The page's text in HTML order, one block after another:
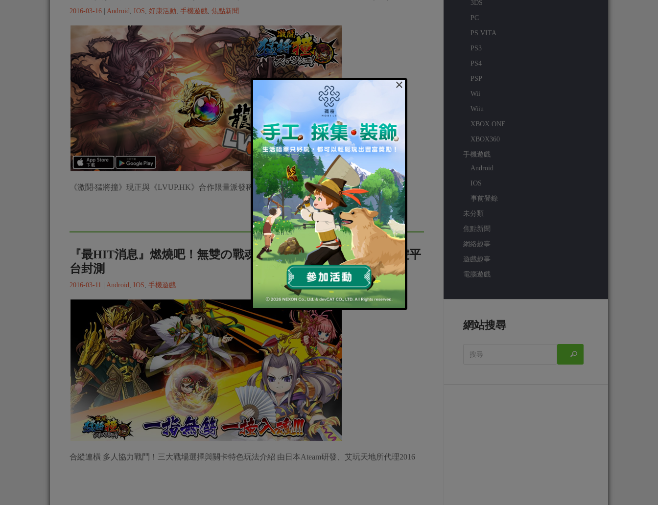
2016-03-16 Android IOS 好康活動 手機遊戲 焦點新聞
《激鬪‧猛將撞》現正與《LVUP.HK》合作限量派發稀有虛寶「龍玉」
『最HIT消息』燃燒吧！無雙の戰魂！《激鬪‧猛將撞》3/16展開雙平
台封測
2016-03-11 Android IOS 手機遊戲
合縱連橫 多人協力戰鬥！三大戰場選擇與關卡特色玩法介紹 由日本Ateam研發、艾玩天地所代理2016
3DS
PC
PS VITA
PS3
PS4
PSP
Wii
Wiiu
XBOX ONE
XBOX360
手機遊戲
Android
IOS
事前登錄
未分類
焦點新聞
網絡趣事
遊戲趣事
電腦遊戲
網站搜尋
×